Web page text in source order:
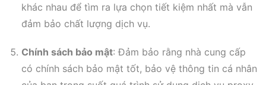
khác nhau để tìm ra lựa chọn tiết kiệm nhất mà vẫn
đảm bảo chất lượng dịch vụ.
Chính sách bảo mật: Đảm bảo rằng nhà cung cấp
có chính sách bảo mật tốt, bảo vệ thông tin cá nhân